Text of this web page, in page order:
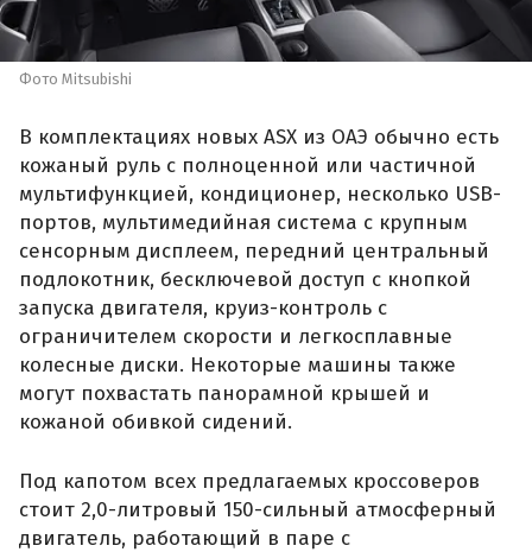
Фото Mitsubishi
В комплектациях новых ASX из ОАЭ обычно есть
кожаный руль с полноценной или частичной
мультифункцией, кондиционер, несколько USB-
портов, мультимедийная система с крупным
сенсорным дисплеем, передний центральный
подлокотник, бесключевой доступ с кнопкой
запуска двигателя, круиз-контроль с
ограничителем скорости и легкосплавные
колесные диски. Некоторые машины также
могут похвастать панорамной крышей и
кожаной обивкой сидений.
Под капотом всех предлагаемых кроссоверов
стоит 2,0-литровый 150-сильный атмосферный
двигатель, работающий в паре с